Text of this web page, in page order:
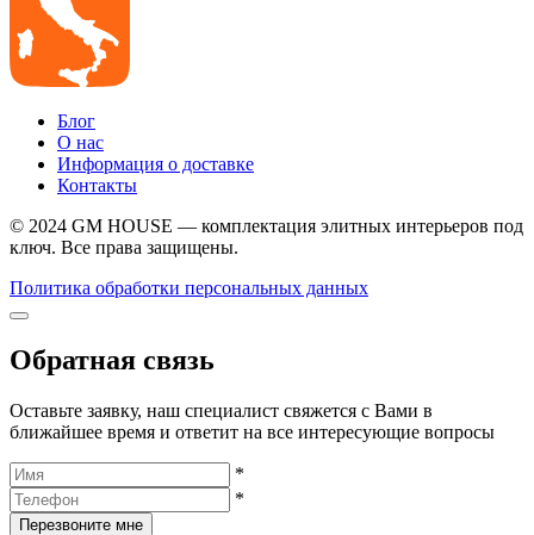
Блог
О нас
Информация о доставке
Контакты
© 2024 GM HOUSE — комплектация элитных интерьеров под
ключ. Все права защищены.
Политика обработки персональных данных
Обратная связь
Оставьте заявку, наш специалист свяжется с Вами в
ближайшее время и ответит на все интересующие вопросы
*
*
Перезвоните мне